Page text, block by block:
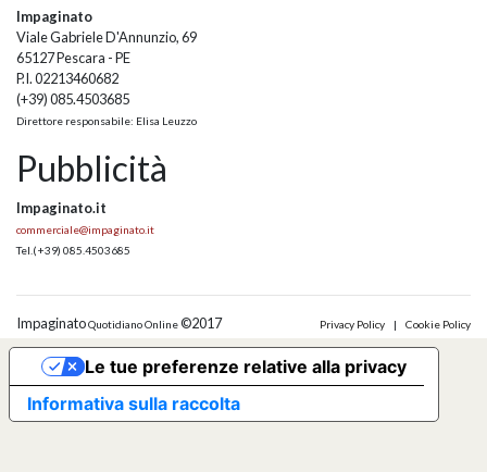
Impaginato
Viale Gabriele D'Annunzio, 69
65127 Pescara - PE
P.I. 02213460682
(+39) 085.4503685
Direttore responsabile: Elisa Leuzzo
Pubblicità
Impaginato.it
commerciale@impaginato.it
Tel. (+39) 085.4503685
ImpaginatoQuotidiano Online©2017 Privacy Policy | Cookie Policy
Informativa sulla raccolta
Le tue preferenze relative alla privacy